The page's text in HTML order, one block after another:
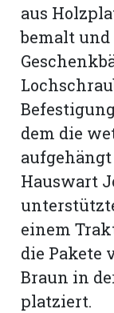
aus
bemalt
dem die
Hauswart
einem
die Pakete
Braun in
platziert.